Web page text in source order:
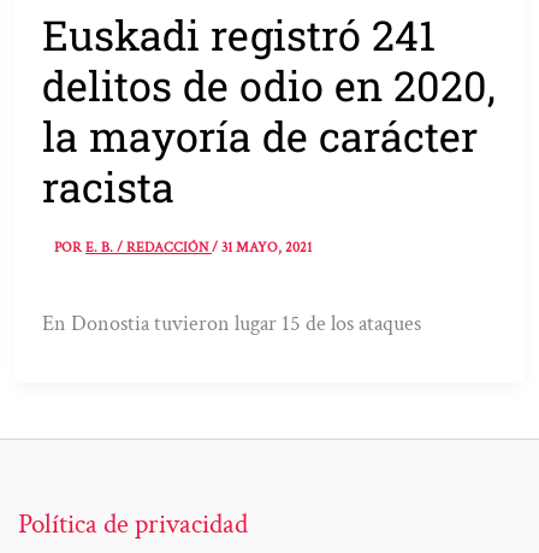
Euskadi registró 241
delitos de odio en 2020,
la mayoría de carácter
racista
PORE. B. / REDACCIÓN/31 MAYO, 2021
En Donostia tuvieron lugar 15 de los ataques
Política de privacidad